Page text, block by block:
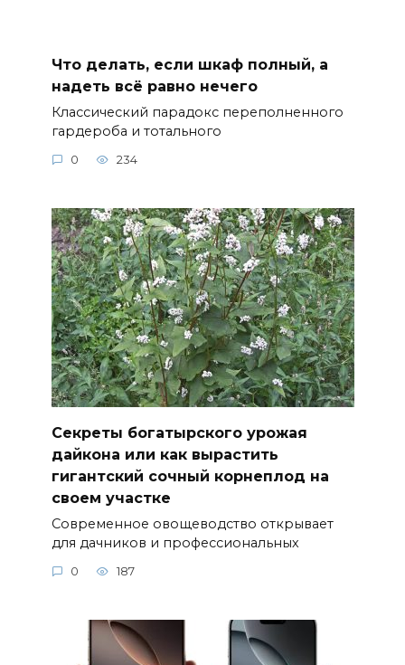
Что делать, если шкаф полный, а
надеть всё равно нечего
Классический парадокс переполненного
гардероба и тотального
0 234
Секреты богатырского урожая
дайкона или как вырастить
гигантский сочный корнеплод на
своем участке
Современное овощеводство открывает
для дачников и профессиональных
0 187